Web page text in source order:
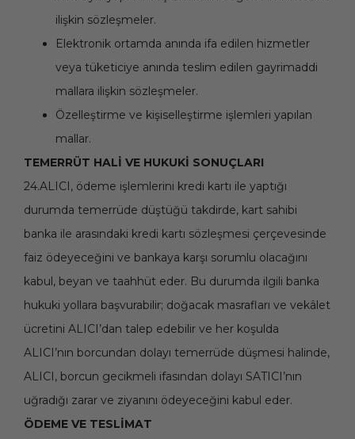
ilişkin sözleşmeler.
Elektronik ortamda anında ifa edilen hizmetler
veya tüketiciye anında teslim edilen gayrimaddi
mallara ilişkin sözleşmeler.
Özelleştirme ve kişiselleştirme işlemleri yapılan
mallar.
TEMERRÜT HALİ VE HUKUKİ SONUÇLARI
24.ALICI, ödeme işlemlerini kredi kartı ile yaptığı
durumda temerrüde düştüğü takdirde, kart sahibi
banka ile arasındaki kredi kartı sözleşmesi çerçevesinde
faiz ödeyeceğini ve bankaya karşı sorumlu olacağını
kabul, beyan ve taahhüt eder. Bu durumda ilgili banka
hukuki yollara başvurabilir; doğacak masrafları ve vekâlet
ücretini ALICI’dan talep edebilir ve her koşulda
ALICI’nın borcundan dolayı temerrüde düşmesi halinde,
ALICI, borcun gecikmeli ifasından dolayı SATICI’nın
uğradığı zarar ve ziyanını ödeyeceğini kabul eder.
ÖDEME VE TESLİMAT